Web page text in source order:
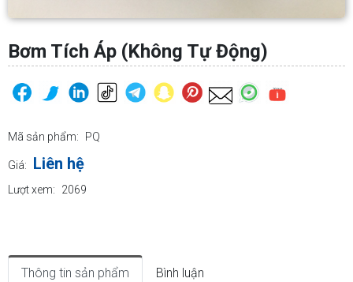
Bơm Tích Áp (Không Tự Động)
Mã sản phẩm: PQ
Giá: Liên hệ
Lượt xem: 2069
Thông tin sản phẩm Bình luận